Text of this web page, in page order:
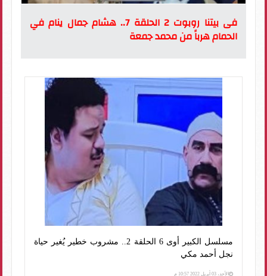
فى بيتنا روبوت 2 الحلقة 7.. هشام جمال ينام في
الحمام هرباً من محمد جمعة
مسلسل الكبير أوى 6 الحلقة 2.. مشروب خطير يُغير حياة
نجل أحمد مكي
الأحد، 03 أبريل 2022 10:57 م